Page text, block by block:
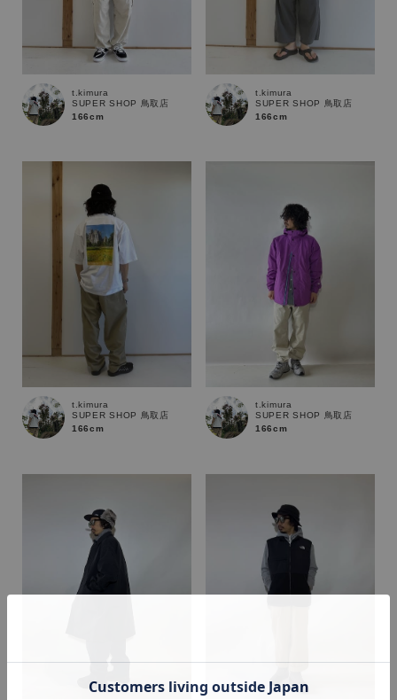
カテゴリ
サイズ
t.kimura
SUPER SHOP 鳥取店
166cm
t.kimura
SUPER SHOP 鳥取店
166cm
t.kimura
SUPER SHOP 鳥取店
166cm
t.kimura
SUPER SHOP 鳥取店
166cm